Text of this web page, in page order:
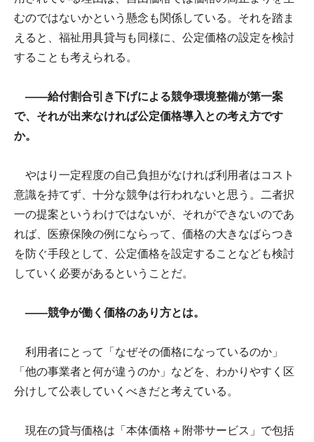
むのではないかという懸念も関係している。それを踏ま
えると、福祉用具貸与も同様に、公定価格の設定を検討
することも考えられる。
――給付割合引き下げによる競争環境整備が第一案
で、それが出来なければ公定価格導入との考え方です
か。
やはり一定程度の自己負担がなければ利用者はコスト
意識を持てず、十分な競争は行われないと思う。二者択
一の提案というわけではないが、それができないのであ
れば、医療保険の例にならって、価格の大きなばらつき
を防ぐ手段として、公定価格を設定することなども検討
していく必要があるということだ。
――競争が働く価格のあり方とは。
利用者にとって「なぜその価格になっているのか」
「他の事業者と何が違うのか」などを、わかりやすく区
分けして公表していくべきだと考えている。
現在の貸与価格は「本体価格＋附帯サービス」で包括